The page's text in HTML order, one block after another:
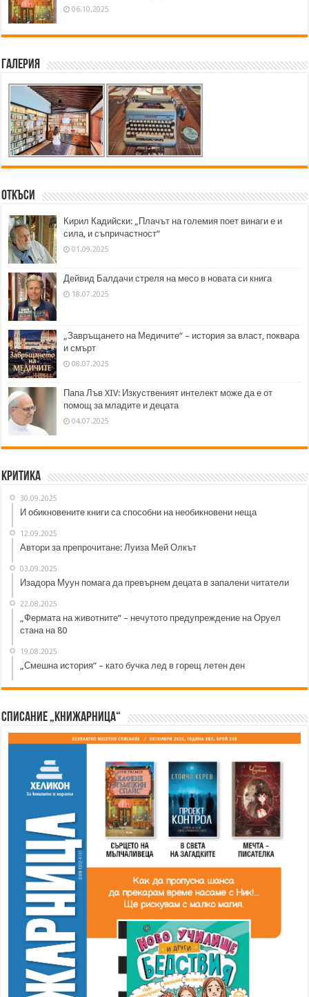
06.10.2025
Галерия
Откъси
Кирил Кадийски: „Плачът на големия поет винаги е и
сила, и съпричастност“
01.09.2025
Дейвид Балдачи стреля на месо в новата си книга
18.07.2025
„Завръщането на Медичите“ – история за власт, поквара
и смърт
08.07.2025
Папа Лъв XIV: Изкуственият интелект може да е от
помощ за младите и децата
04.07.2025
Критика
30.09.2025
И обикновените книги са способни на необикновени неща
12.09.2025
Автори за препрочитане: Луиза Мей Олкът
03.09.2025
Изадора Муун помага да превърнем децата в запалени читатели
22.08.2025
„Фермата на животните“ – нечутото предупреждение на Оруел
стана на 80
19.08.2025
„Смешна история“ – като бучка лед в горещ летен ден
Списание „Книжарница“